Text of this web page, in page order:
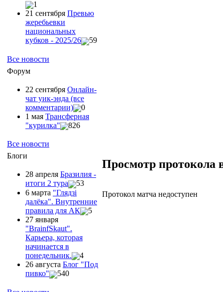
1
21 сентября Превью
жеребьевки
национальных
кубков - 2025/26
59
Все новости
Форум
22 сентября Онлайн-
чат уик-энда (все
комментарии)
0
1 мая Трансферная
"курилка"
826
Все новости
Блоги
28 апреля Бразилия -
итоги 2 тура
53
6 марта "Глядзi
далёка". Внутренние
правила для АК
5
27 января
"ВrainfSkaut".
Карьера, которая
начинается в
понедельник.
4
26 августа Блог "Под
пивко"
540
Просмотр протокола
Протокол матча недоступен